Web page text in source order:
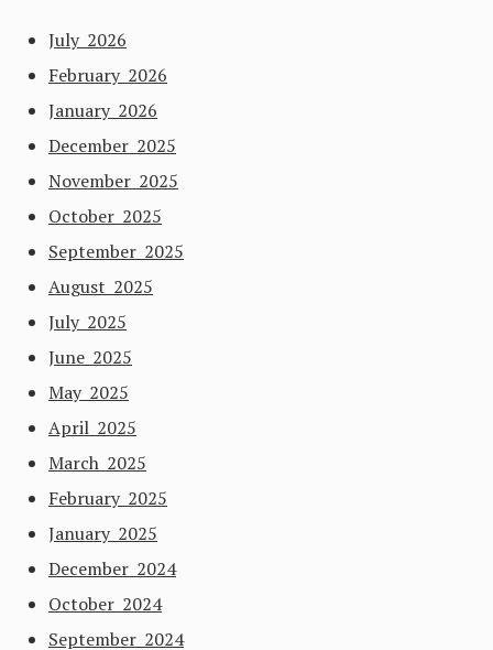
July 2026
February 2026
January 2026
December 2025
November 2025
October 2025
September 2025
August 2025
July 2025
June 2025
May 2025
April 2025
March 2025
February 2025
January 2025
December 2024
October 2024
September 2024